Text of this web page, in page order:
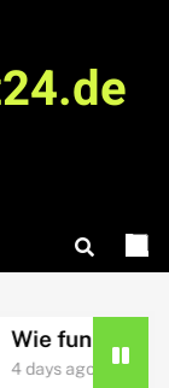
Wie
days ago